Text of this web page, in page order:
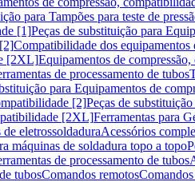
para Tampões para teste de
[1]Peças de substituição para
Compatibilidade dos
[2XL]Equipamentos de
de processamento de tubos
para Equipamentos de
[2]Peças de
[2XL]Ferramentas para
eletrossoldaduraAcessórios
máquinas de soldadura topo a topo
de processamento de tubos
tubosComandos remotos